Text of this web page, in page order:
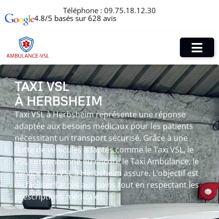
Téléphone : 09.75.18.12.30
4.8/5 basés sur 628 avis
TAXI VSL
À HERBSHEIM
Taxi VSL à Herbsheim représente une réponse
adaptée aux besoins médicaux pour les patients
nécessitant un transport sécurisé. Grâce à une
flotte de véhicules adaptés comme le Taxi VSL, le
VSL conventionné ou encore le Taxi Ambulance, le
service Taxi VSL à Herbsheim assure. L’objectif est
de faciliter l’accès aux soins tout en respectant les
prescriptions médicales.